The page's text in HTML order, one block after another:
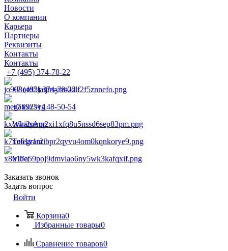
Новости
О компании
Карьера
Партнеры
Реквизиты
Контакты
Контакты
+7 (495) 374-78-22
+7 (495) 374-78-22
+7 (925) 148-50-54
WhatsApp
Telegram
Viber
Заказать звонок
Задать вопрос
Войти
Корзина0
Избранные товары0
Сравнение товаров0